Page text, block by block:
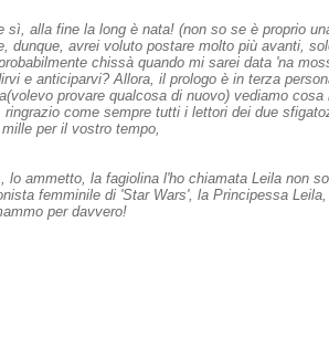
sì, alla fine la long è nata! (non so se è proprio
dunque, avrei voluto postare molto più avanti,
chissà quando mi sarei data 'na
e anticiparvi? Allora, il prologo è in terza
provare qualcosa di nuovo) vediamo cosa
ringrazio come sempre tutti i lettori dei due
per il vostro tempo,
lo ammetto, la fagiolina l'ho chiamata Leila non
femminile di 'Star Wars', la Principessa
per davvero!